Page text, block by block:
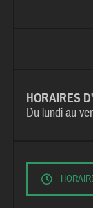
HORAIRES
Du lundi au